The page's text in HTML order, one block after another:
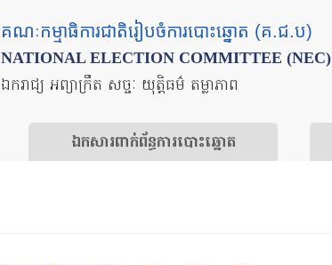
គណៈកម្មាធិការជាតិរៀបចំការបោះឆ្នោត (គ.ជ.ប)
NATIONAL ELECTION COMMITTEE (NEC)
ឯករាជ្យ អព្យាក្រឹត សច្ចៈ យុត្តិធម៌ តម្លាភាព
ឯកសារ​ពាក់ព័ន្ធ​ការ​បោះឆ្នោត